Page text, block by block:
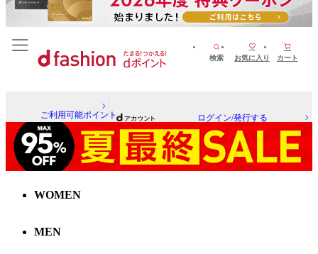
検索 お気に入り カート
ご利用可能ポイント ログイン/発行する
WOMEN
MEN